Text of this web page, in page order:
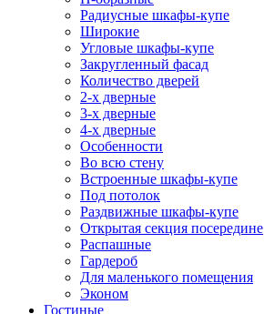
Радиусные шкафы-купе
Широкие
Угловые шкафы-купе
Закругленный фасад
Количество дверей
2-х дверные
3-х дверные
4-х дверные
Особенности
Во всю стену
Встроенные шкафы-купе
Под потолок
Раздвижные шкафы-купе
Открытая секция посередине
Распашные
Гардероб
Для маленького помещения
Эконом
Гостиные